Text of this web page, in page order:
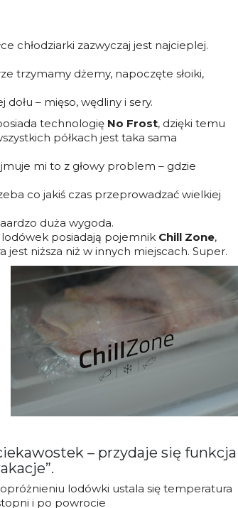
chłodziarki zazwyczaj jest najcieplej.
trzymamy dżemy, napoczęte słoiki,
dołu – mięso, wędliny i sery.
technologię No Frost, dzięki temu
półkach jest taka sama
mi to z głowy problem – gdzie
co jakiś czas przeprowadzać wielkiej
duża wygoda.
posiadają pojemnik Chill Zone,
jest niższa niż w innych miejscach. Super.
– przydaje się funkcja
.
lodówki ustala się temperatura
i po powrocie